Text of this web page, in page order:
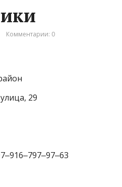
Комментарии: 0
29